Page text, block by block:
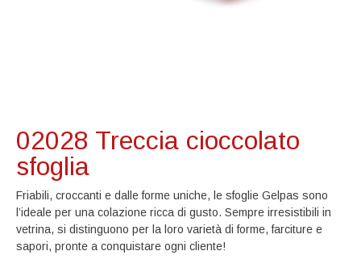
02028 Treccia cioccolato
sfoglia
Friabili, croccanti e dalle forme uniche, le sfoglie Gelpas sono
l’ideale per una colazione ricca di gusto. Sempre irresistibili in
vetrina, si distinguono per la loro varietà di forme, farciture e
sapori, pronte a conquistare ogni cliente!